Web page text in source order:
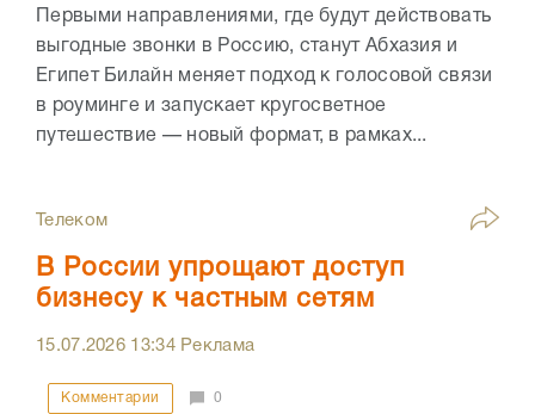
Первыми направлениями, где будут действовать
выгодные звонки в Россию, станут Абхазия и
Египет Билайн меняет подход к голосовой связи
в роуминге и запускает кругосветное
путешествие — новый формат, в рамках...
Телеком
В России упрощают доступ
бизнесу к частным сетям
15.07.2026 13:34Реклама
Комментарии 0